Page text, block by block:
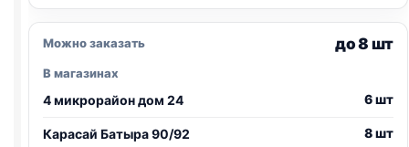
Можно заказать до 8 шт
В магазинах
4 микрорайон дом 24 6 шт
Карасай Батыра 90/92 8 шт